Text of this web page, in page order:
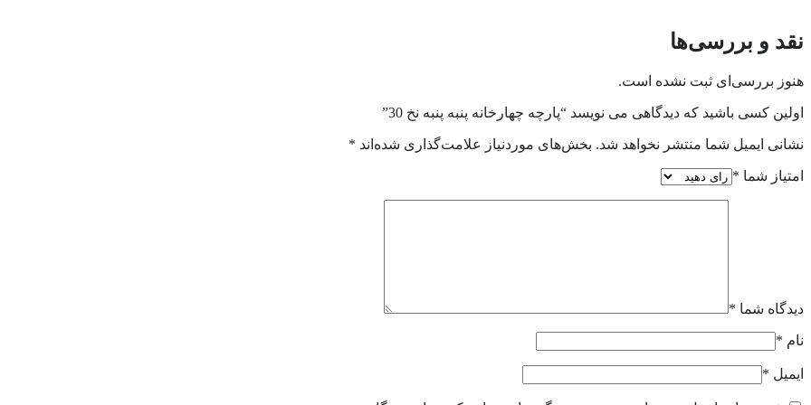
نقد و بررسی‌ها
هنوز بررسی‌ای ثبت نشده است.
اولین کسی باشید که دیدگاهی می نویسد “پارچه چهارخانه پنبه پنبه نخ 30”
نشانی ایمیل شما منتشر نخواهد شد. بخش‌های موردنیاز علامت‌گذاری شده‌اند *
امتیاز شما *
دیدگاه شما *
نام *
ایمیل *